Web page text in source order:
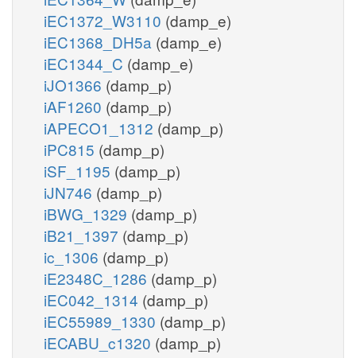
iEC1372_W3110 (damp_e)
iEC1368_DH5a (damp_e)
iEC1344_C (damp_e)
iJO1366 (damp_p)
iAF1260 (damp_p)
iAPECO1_1312 (damp_p)
iPC815 (damp_p)
iSF_1195 (damp_p)
iJN746 (damp_p)
iBWG_1329 (damp_p)
iB21_1397 (damp_p)
ic_1306 (damp_p)
iE2348C_1286 (damp_p)
iEC042_1314 (damp_p)
iEC55989_1330 (damp_p)
iECABU_c1320 (damp_p)